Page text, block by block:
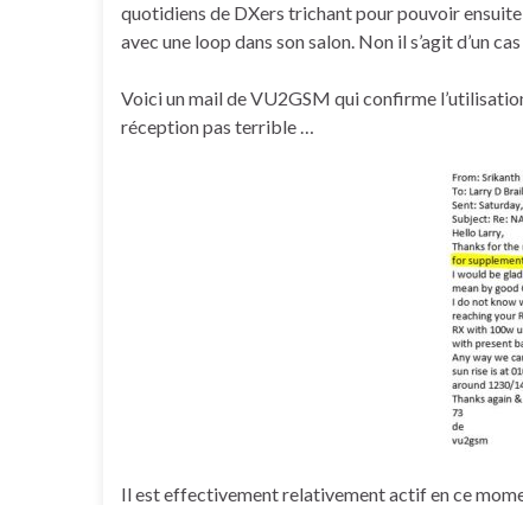
quotidiens de DXers trichant pour pouvoir
avec une loop dans son salon. Non il s’agit d’un
Voici un mail de VU2GSM qui confirme
réception pas terrible …
Il est effectivement relativement actif en ce